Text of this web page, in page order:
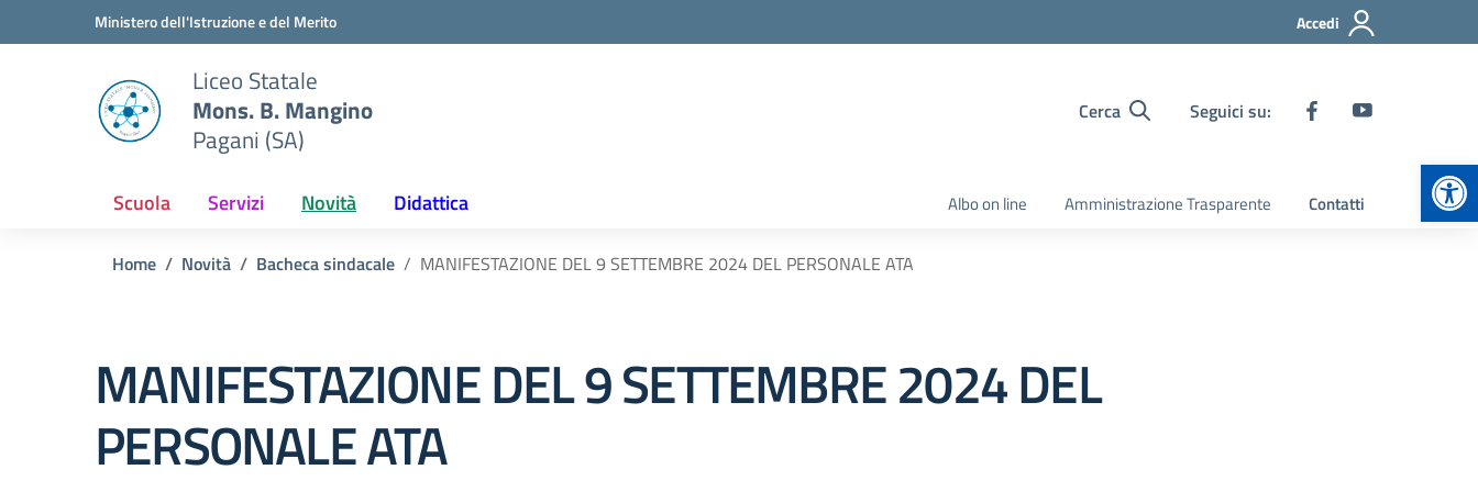
Vai ai contenuti
Vai al menu di navigazioneMinistero dell'Istruzione e del Merito Accedi
Liceo Statale
Mons. B. Mangino
Pagani (SA)
Cerca Seguici su:
Scuola Servizi Novità Didattica Albo on line Amministrazione Trasparente Contatti
Home Novità Bacheca sindacale MANIFESTAZIONE DEL 9 SETTEMBRE 2024 DEL PERSONALE ATA
MANIFESTAZIONE DEL 9 SETTEMBRE 2024 DEL
PERSONALE ATA